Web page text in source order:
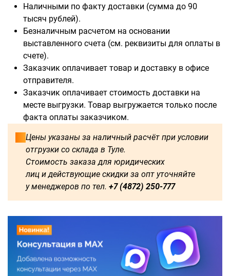
Наличными по факту доставки (сумма до 90
тысяч рублей).
Безналичным расчетом на основании
выставленного счета (см. реквизиты для оплаты в
счете).
Заказчик оплачивает товар и доставку в офисе
отправителя.
Заказчик оплачивает стоимость доставки на
месте выгрузки. Товар выгружается только после
факта оплаты заказчиком.
Цены указаны за наличный расчёт при условии
отгрузки со склада в Туле.
Стоимость заказа для юридических
лиц и действующие скидки за опт уточняйте
у менеджеров по тел. +7 (4872) 250-777